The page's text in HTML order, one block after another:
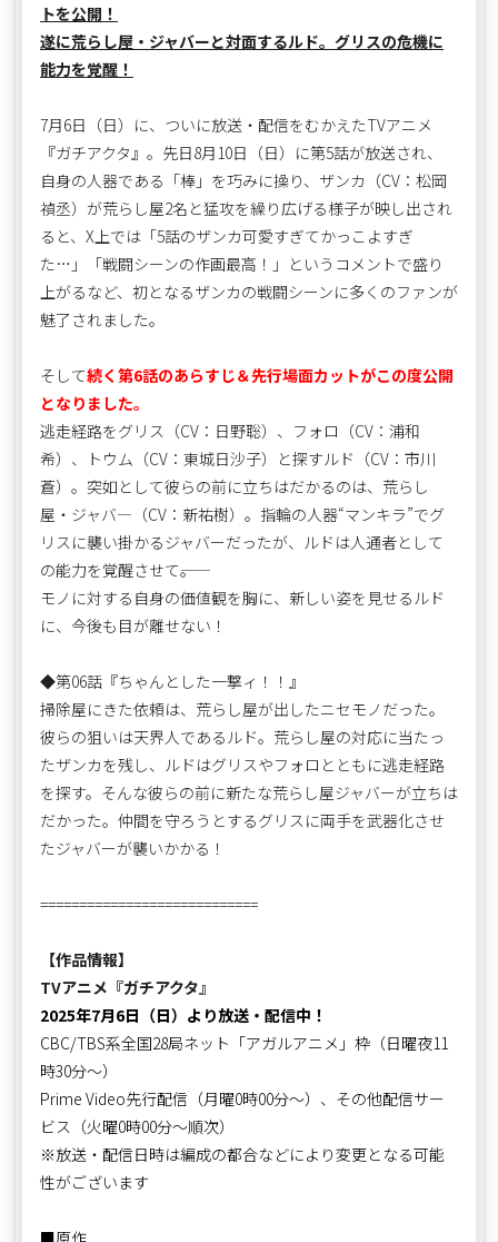
トを公開！
遂に荒らし屋・ジャバーと対面するルド。グリスの危機に
能力を覚醒！
7月6日（日）に、ついに放送・配信をむかえたTVアニメ
『ガチアクタ』。先日8月10日（日）に第5話が放送され、
自身の人器である「棒」を巧みに操り、ザンカ（CV：松岡
禎丞）が荒らし屋2名と猛攻を繰り広げる様子が映し出され
ると、X上では「5話のザンカ可愛すぎてかっこよすぎ
た…」「戦闘シーンの作画最高！」というコメントで盛り
上がるなど、初となるザンカの戦闘シーンに多くのファンが
魅了されました。
そして続く第6話のあらすじ＆先行場面カットがこの度公開
となりました。
逃走経路をグリス（CV：日野聡）、フォロ（CV：浦和
希）、トウム（CV：東城日沙子）と探すルド（CV：市川
蒼）。突如として彼らの前に立ちはだかるのは、荒らし
屋・ジャバ―（CV：新祐樹）。指輪の人器“マンキラ”でグ
リスに襲い掛かるジャバーだったが、ルドは人通者として
の能力を覚醒させて――。
モノに対する自身の価値観を胸に、新しい姿を見せるルド
に、今後も目が離せない！
◆第06話『ちゃんとした一撃ィ！！』
掃除屋にきた依頼は、荒らし屋が出したニセモノだった。
彼らの狙いは天界人であるルド。荒らし屋の対応に当たっ
たザンカを残し、ルドはグリスやフォロとともに逃走経路
を探す。そんな彼らの前に新たな荒らし屋ジャバーが立ちは
だかった。仲間を守ろうとするグリスに両手を武器化させ
たジャバーが襲いかかる！
============================
【作品情報】
TVアニメ『ガチアクタ』
2025年7月6日（日）より放送・配信中！
CBC/TBS系全国28局ネット「アガルアニメ」枠（日曜夜11
時30分～）
Prime Video先行配信（月曜0時00分～）、その他配信サー
ビス（火曜0時00分～順次）
※放送・配信日時は編成の都合などにより変更となる可能
性がございます
■原作